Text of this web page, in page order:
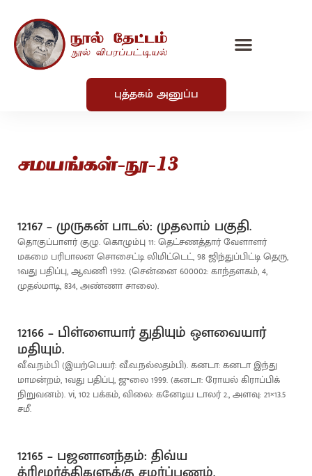
புத்தகம் அனுப்ப
சமயங்கள்-நூ-13
12167 – முருகன் பாடல்: முதலாம் பகுதி.
தொகுப்பாளர் குழு. கொழும்பு 11: தெட்சணத்தார் வேளாளர்
மகமை பரிபாலன சொசைட்டி லிமிட்டெட், 98 ஜிந்துப்பிட்டி தெரு,
1வது பதிப்பு, ஆவணி 1992. (சென்னை 600002: காந்தளகம், 4,
முதல்மாடி, 834, அண்ணா சாலை).
12166 – பிள்ளையார் துதியும் ஒளவையார்
மதியும்.
வீ.வ.நம்பி (இயற்பெயர்: வீ.வ.நல்லதம்பி). கனடா: கனடா இந்து
மாமன்றம், 1வது பதிப்பு, ஜுலை 1999. (கனடா: ரோயல் கிராப்பிக்
நிறுவனம்). vi, 102 பக்கம், விலை: கனேடிய டாலர் 2., அளவு: 21×13.5
சமீ.
12165 – பஜனானந்தம்: திவ்ய